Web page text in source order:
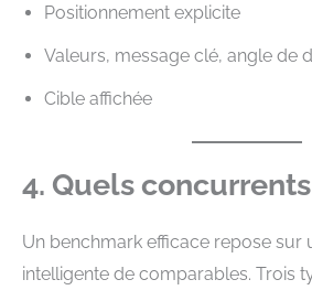
Positionnement explicite
Valeurs, message clé, angle de
Cible affichée
4. Quels
Un benchmark efficace repose sur
intelligente de comparables. Trois